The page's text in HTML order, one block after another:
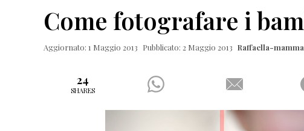
ricette
per
Come fotografare i
Aggiornato: 1 Maggio 2013 Pubblicato: 2 Maggio 2013 Raffaella-
24
SHARES